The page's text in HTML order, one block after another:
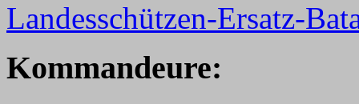
Landesschützen-Ersatz-
Kommandeure: